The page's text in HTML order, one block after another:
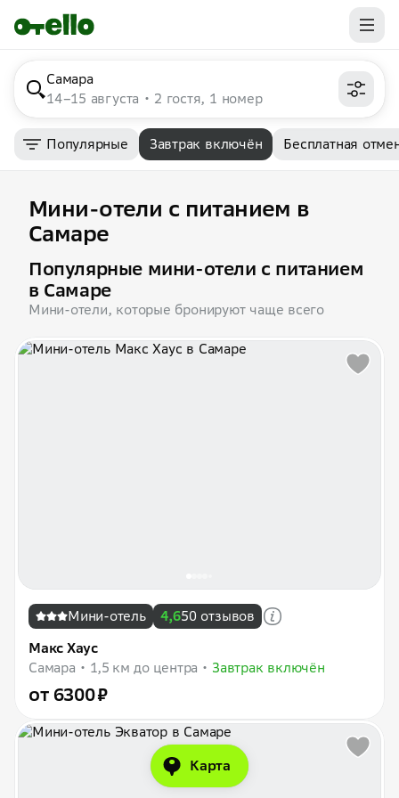
Самара
14–15 августа
2 гостя, 1 номер
Популярные Завтрак включён Бесплатная
Мини-отели с питанием в
Самаре
Популярные мини-отели с питанием
в Самаре
Мини-отели, которые бронируют чаще всего
Мини-отель 4,650 отзывов
Макс Хаус
Самара
1,5 км до центра Завтрак включён
от 6300 ₽
Карта